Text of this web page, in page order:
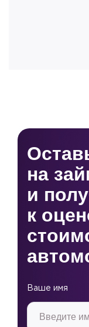
на
и
к
Ваше имя